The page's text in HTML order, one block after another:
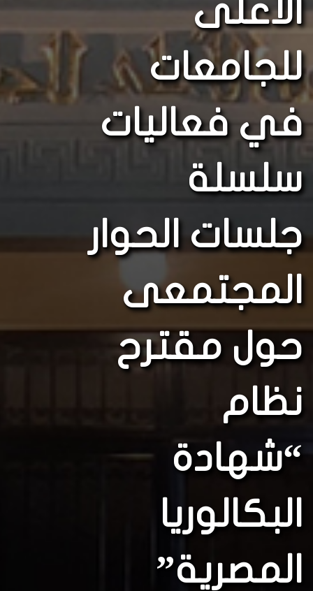
الأعلى
للجامعات
في فعاليات
سلسلة
جلسات الحوار
المجتمعى
حول مقترح
نظام
“شهادة
البكالوريا
المصرية”